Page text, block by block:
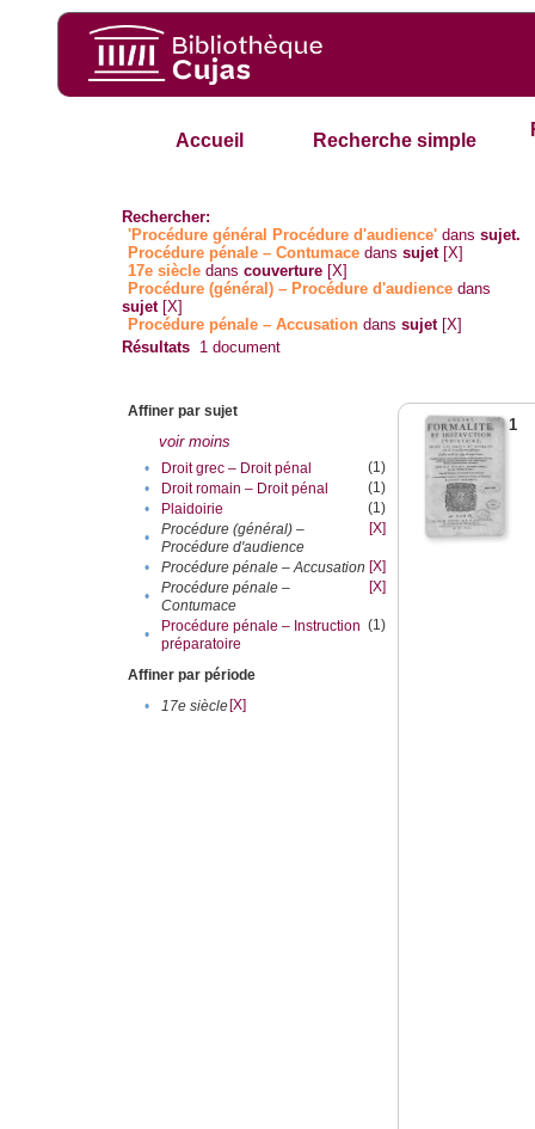
Accueil Recherche simple
Rechercher:
'Procédure général Procédure d'audience' danssujet.
Procédure pénale – Contumace danssujet [X]
17e siècle danscouverture [X]
Procédure (général) – Procédure d'audience dans
sujet [X]
Procédure pénale – Accusation danssujet [X]
Résultats 1 document
Affiner par sujet
voir moins
• Droit grec – Droit pénal
(1)
•
Droit romain – Droit pénal
(1)
•
Plaidoirie
(1)
•
Procédure (général) –
Procédure d'audience
[X]
• Procédure pénale – Accusation [X]
•
Procédure pénale –
Contumace
[X]
•
Procédure pénale – Instruction
préparatoire
(1)
Affiner par période
•
17e siècle[X]
1